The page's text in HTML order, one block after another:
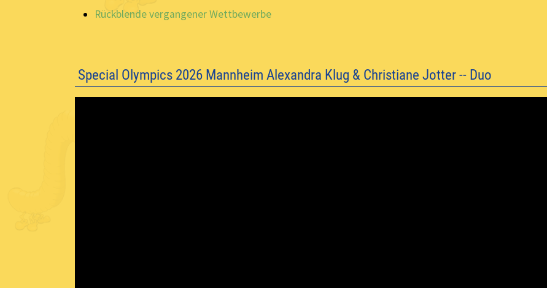
Rückblende vergangener Wettbewerbe
Special Olympics 2026 Mannheim Alexandra Klug & Christiane Jotter -- Duo